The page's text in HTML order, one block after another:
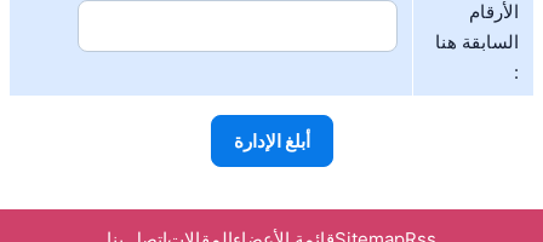
الأرقام
السابقة هنا